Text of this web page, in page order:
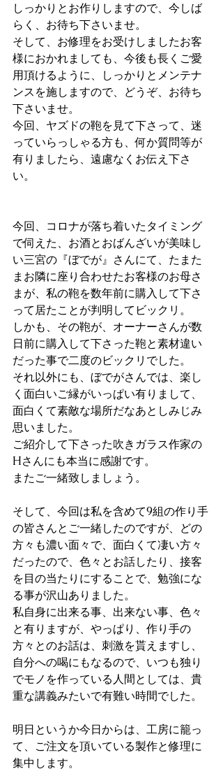
しっかりとお作りしますので、今しば
らく、お待ち下さいませ。
そして、お修理をお受けしましたお客
様におかれましても、今後も長くご愛
用頂けるように、しっかりとメンテナ
ンスを施しますので、どうぞ、お待ち
下さいませ。
今回、ヤズドの鞄を見て下さって、迷
っていらっしゃる方も、何か質問等が
有りましたら、遠慮なくお伝え下さ
い。
今回、コロナが落ち着いたタイミング
で伺えた、お酒とおばんざいが美味し
い三宮の『ぼでが』さんにて、たまた
まお隣に座り合わせたお客様のお母さ
まが、私の鞄を数年前に購入して下さ
って居たことが判明してビックリ。
しかも、その鞄が、オーナーさんが数
日前に購入して下さった鞄と素材違い
だった事で二度のビックリでした。
それ以外にも、ぼでがさんでは、楽し
く面白いご縁がいっぱい有りまして、
面白くて素敵な場所だなあとしみじみ
思いました。
ご紹介して下さった吹きガラス作家の
Hさんにも本当に感謝です。
またご一緒致しましょう。
そして、今回は私を含めて9組の作り手
の皆さんとご一緒したのですが、どの
方々も濃い面々で、面白くて凄い方々
だったので、色々とお話したり、接客
を目の当たりにすることで、勉強にな
る事が沢山ありました。
私自身に出来る事、出来ない事、色々
と有りますが、やっぱり、作り手の
方々とのお話は、刺激を貰えますし、
自分への喝にもなるので、いつも独り
でモノを作っている人間としては、貴
重な講義みたいで有難い時間でした。
明日というか今日からは、工房に籠っ
て、ご注文を頂いている製作と修理に
集中します。